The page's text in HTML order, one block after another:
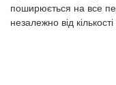
поширюється на все
незалежно від